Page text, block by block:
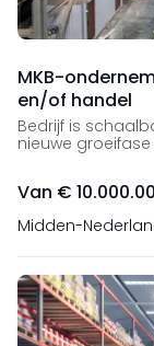
MKB-
en/of handel
Bedrijf is
nieuwe groeifase
Van €
Midden-